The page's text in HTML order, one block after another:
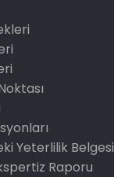
Yeterlilik Belgesi
Raporu